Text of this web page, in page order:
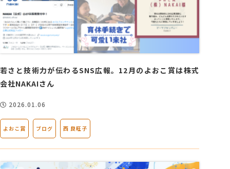
若さと技術力が伝わるSNS広報。12月のよおこ賞は株式
会社NAKAIさん
2026.01.06
よおこ賞 ブログ 西 良旺子